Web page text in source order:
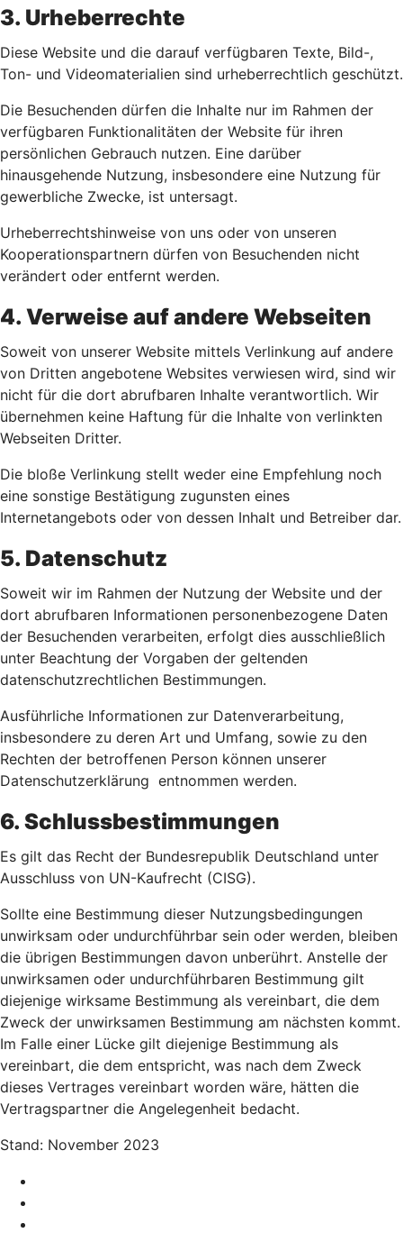
3. Urheberrechte
Diese Website und die darauf verfügbaren Texte, Bild-,
Ton- und Videomaterialien sind urheberrechtlich geschützt.
Die Besuchenden dürfen die Inhalte nur im Rahmen der
verfügbaren Funktionalitäten der Website für ihren
persönlichen Gebrauch nutzen. Eine darüber
hinausgehende Nutzung, insbesondere eine Nutzung für
gewerbliche Zwecke, ist untersagt.
Urheberrechtshinweise von uns oder von unseren
Kooperationspartnern dürfen von Besuchenden nicht
verändert oder entfernt werden.
4. Verweise auf andere Webseiten
Soweit von unserer Website mittels Verlinkung auf andere
von Dritten angebotene Websites verwiesen wird, sind wir
nicht für die dort abrufbaren Inhalte verantwortlich. Wir
übernehmen keine Haftung für die Inhalte von verlinkten
Webseiten Dritter.
Die bloße Verlinkung stellt weder eine Empfehlung noch
eine sonstige Bestätigung zugunsten eines
Internetangebots oder von dessen Inhalt und Betreiber dar.
5. Datenschutz
Soweit wir im Rahmen der Nutzung der Website und der
dort abrufbaren Informationen personenbezogene Daten
der Besuchenden verarbeiten, erfolgt dies ausschließlich
unter Beachtung der Vorgaben der geltenden
datenschutzrechtlichen Bestimmungen.
Ausführliche Informationen zur Datenverarbeitung,
insbesondere zu deren Art und Umfang, sowie zu den
Rechten der betroffenen Person können unserer
Datenschutzerklärung entnommen werden.
6. Schlussbestimmungen
Es gilt das Recht der Bundesrepublik Deutschland unter
Ausschluss von UN-Kaufrecht (CISG).
Sollte eine Bestimmung dieser Nutzungsbedingungen
unwirksam oder undurchführbar sein oder werden, bleiben
die übrigen Bestimmungen davon unberührt. Anstelle der
unwirksamen oder undurchführbaren Bestimmung gilt
diejenige wirksame Bestimmung als vereinbart, die dem
Zweck der unwirksamen Bestimmung am nächsten kommt.
Im Falle einer Lücke gilt diejenige Bestimmung als
vereinbart, die dem entspricht, was nach dem Zweck
dieses Vertrages vereinbart worden wäre, hätten die
Vertragspartner die Angelegenheit bedacht.
Stand: November 2023